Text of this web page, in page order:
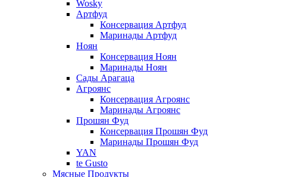
Wosky
Артфуд
Консервация Артфуд
Маринады Артфуд
Ноян
Консервация Ноян
Маринады Ноян
Сады Арагаца
Агроянс
Консервация Агроянс
Маринады Агроянс
Прошян Фуд
Консервация Прошян Фуд
Маринады Прошян Фуд
YAN
te Gusto
Мясные Продукты